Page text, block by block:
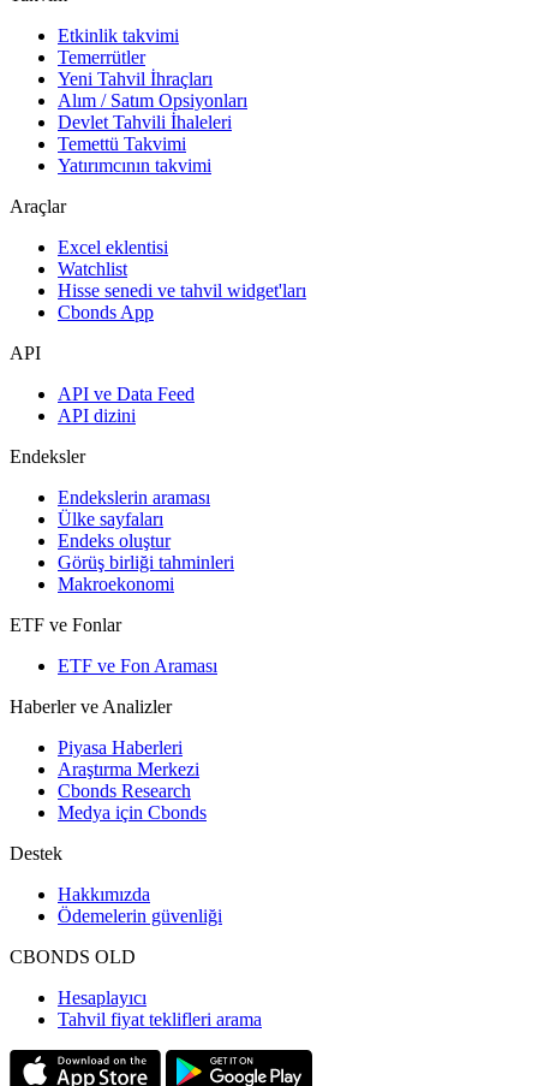
Etkinlik takvimi
Temerrütler
Yeni Tahvil İhraçları
Alım / Satım Opsiyonları
Devlet Tahvili İhaleleri
Temettü Takvimi
Yatırımcının takvimi
Araçlar
Excel eklentisi
Watchlist
Hisse senedi ve tahvil widget'ları
Cbonds App
API
API ve Data Feed
API dizini
Endeksler
Endekslerin araması
Ülke sayfaları
Endeks oluştur
Görüş birliği tahminleri
Makroekonomi
ETF ve Fonlar
ETF ve Fon Araması
Haberler ve Analizler
Piyasa Haberleri
Araştırma Merkezi
Cbonds Research
Medya için Cbonds
Destek
Hakkımızda
Ödemelerin güvenliği
CBONDS OLD
Hesaplayıcı
Tahvil fiyat teklifleri arama